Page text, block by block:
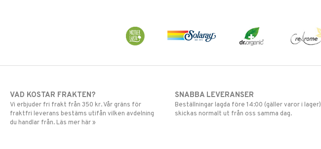
VAD KOSTAR FRAKTEN?
Vi erbjuder fri frakt från 350 kr. Vår gräns för
fraktfri leverans bestäms utifån vilken avdelning
du handlar från. Läs mer här »
SNABBA LEVERANSER
Beställningar lagda före 14:00 (gäller varor i lager)
skickas normalt ut från oss samma dag.